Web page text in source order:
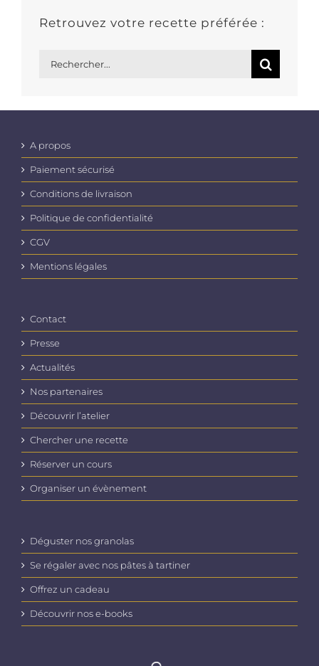
Retrouvez votre recette préférée :
A propos
Paiement sécurisé
Conditions de livraison
Politique de confidentialité
CGV
Mentions légales
Contact
Presse
Actualités
Nos partenaires
Découvrir l’atelier
Chercher une recette
Réserver un cours
Organiser un évènement
Déguster nos granolas
Se régaler avec nos pâtes à tartiner
Offrez un cadeau
Découvrir nos e-books